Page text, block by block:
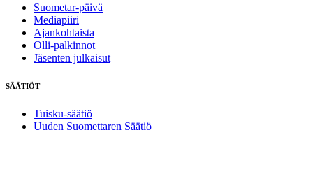
Suometar-päivä
Mediapiiri
Ajankohtaista
Olli-palkinnot
Jäsenten julkaisut
SÄÄTIÖT
Tuisku-säätiö
Uuden Suomettaren Säätiö